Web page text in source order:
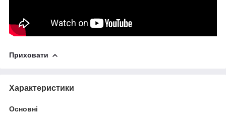
Приховати
Характеристики
Основні